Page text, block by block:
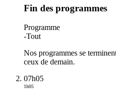
Fin des programmes
Programme
-Tout
Nos programmes se
ceux de demain.
07h05
1h05